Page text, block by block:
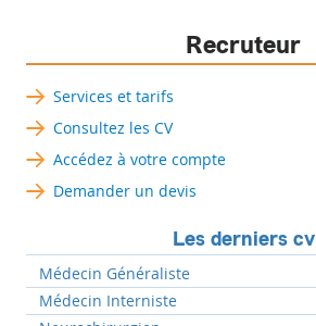
Recruteur
Services et tarifs
Consultez les CV
Accédez à votre compte
Demander un devis
Les derniers cv
Médecin Généraliste
Médecin Interniste